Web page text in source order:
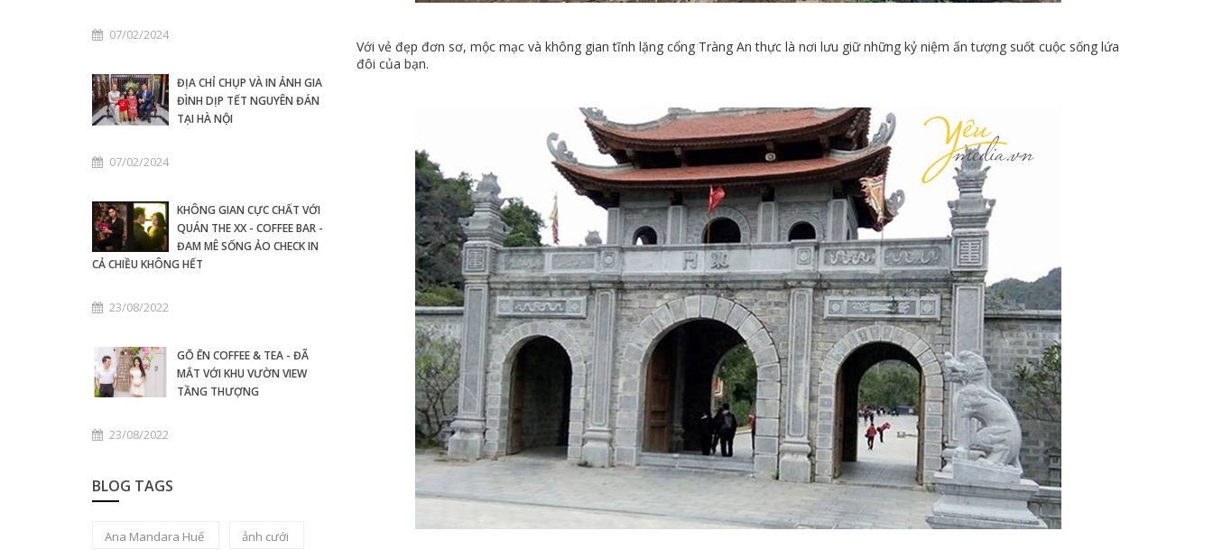
07/02/2024
ĐỊA CHỈ CHỤP VÀ IN ẢNH GIA
ĐÌNH DỊP TẾT NGUYÊN ĐÁN
TẠI HÀ NỘI
07/02/2024
KHÔNG GIAN CỰC CHẤT VỚI
QUÁN THE XX - COFFEE BAR -
ĐAM MÊ SỐNG ẢO CHECK IN
CẢ CHIỀU KHÔNG HẾT
23/08/2022
GŌ ĒN COFFEE & TEA - ĐÃ
MẮT VỚI KHU VƯỜN VIEW
TẦNG THƯỢNG
23/08/2022
BLOG TAGS
Ana Mandara Huế ảnh cưới
Với vẻ đẹp đơn sơ, mộc mạc và không gian tĩnh lặng cổng Tràng An thực là nơi lưu giữ những kỷ niệm ấn tượng suốt cuộc sống lứa
đôi của bạn.